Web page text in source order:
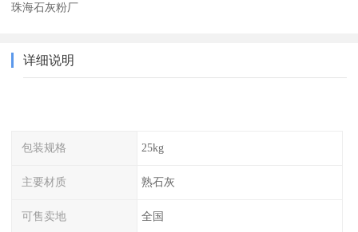
珠海石灰粉厂
详细说明
包装规格 25kg
主要材质 熟石灰
可售卖地 全国